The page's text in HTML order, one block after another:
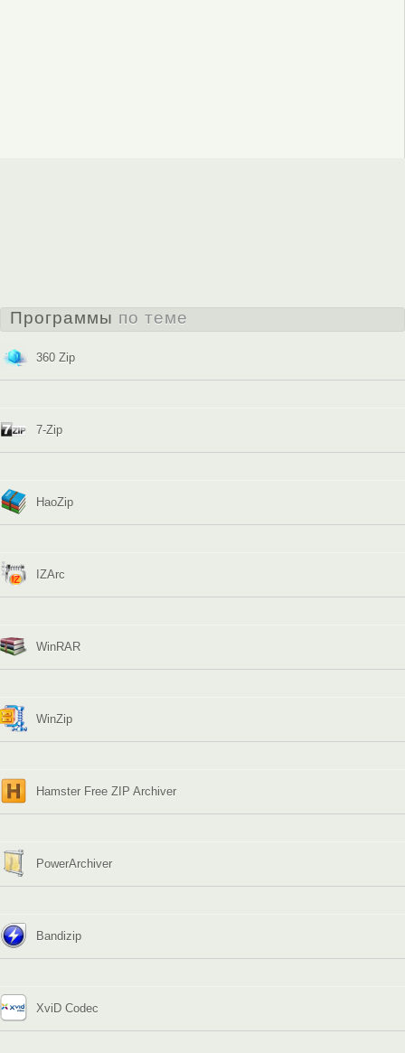
Программы по теме
360 Zip
7-Zip
HaoZip
IZArc
WinRAR
WinZip
Hamster Free ZIP Archiver
PowerArchiver
Bandizip
XviD Codec